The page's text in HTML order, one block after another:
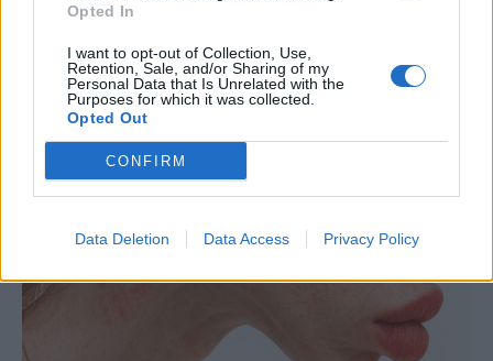
Opted In
I want to opt-out of Collection, Use,
Retention, Sale, and/or Sharing of my
Personal Data that Is Unrelated with the
Purposes for which it was collected.
Opted Out
CONFIRM
Data Deletion Data Access Privacy Policy